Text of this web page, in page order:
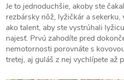
Je to jednoduchšie, akoby ste
rezbársky nôž, lyžičkár a
ako talent, aby ste vystrúhali
najesť. Prvú zahodíte pred
nemotornosti porovnáte s
tretej, aj guláš z nej vychlípete až